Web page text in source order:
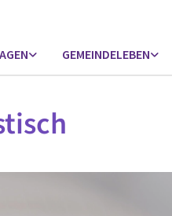
GEMEINDELEBEN